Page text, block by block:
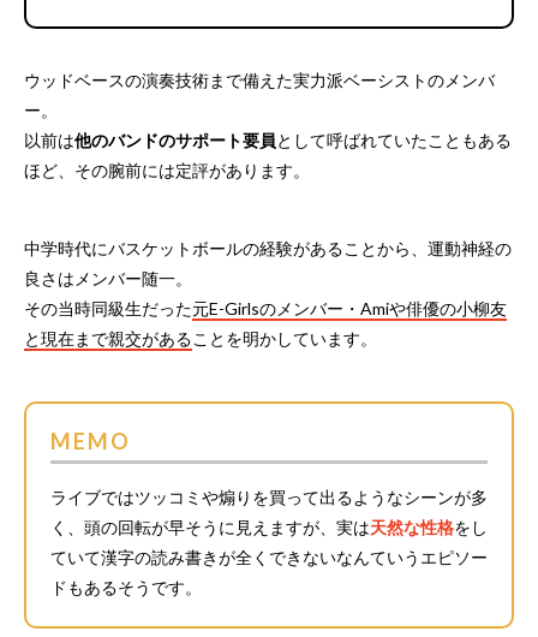
ウッドベースの演奏技術まで備えた実力派ベーシストのメンバ
ー。
以前は他のバンドのサポート要員として呼ばれていたこともある
ほど、その腕前には定評があります。
中学時代にバスケットボールの経験があることから、運動神経の
良さはメンバー随一。
その当時同級生だった元E-Girlsのメンバー・Amiや俳優の小柳友
と現在まで親交があることを明かしています。
MEMO
ライブではツッコミや煽りを買って出るようなシーンが多
く、頭の回転が早そうに見えますが、実は天然な性格をし
ていて漢字の読み書きが全くできないなんていうエピソー
ドもあるそうです。